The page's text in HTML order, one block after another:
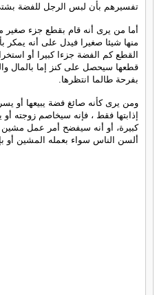
تفسيرهم بأن لبس الرجل للفضة
أما من يرى أنه قام بقطع جزء صغير
منها شيئا صغيرا فيدل على أنه يمكر
القطع كم الفضة جزءا كبيرا أو
قطعها سيحصل على كنز إما بالمال
بفرحة طالما انتظرها.
ومن يرى كأنه صائغ فضة يبيعها أو
إذابتها فقط ، فإنه سيخاصم زوجته أو
كبيرة، أو أنه سيفضح أمر عمل
ألسن الناس سواء بعمله المشين أو